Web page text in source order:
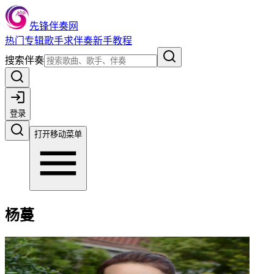
先锋伴奏网
热门 专辑歌手求伴奏新手教程
搜索伴奏
登录
打开移动菜单
杨蔓